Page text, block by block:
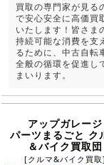
買取の専門家が見る
で安心安全に高価買
いたします！皆さま
持続可能な消費を支え
るために、中古自転
全般の循環を促進し
まいります。
アップガレージ
パーツまるごと ク
＆バイク買取団
[クルマ&バイク買取]